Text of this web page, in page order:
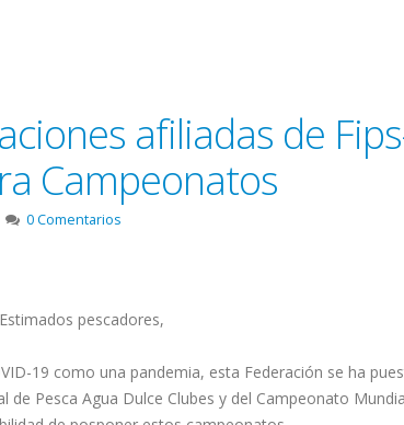
afiliadas de
Campeonatos
0 Comentarios
pescadores,
19 como una pandemia, esta Federación se ha
Pesca Agua Dulce Clubes y del Campeonato